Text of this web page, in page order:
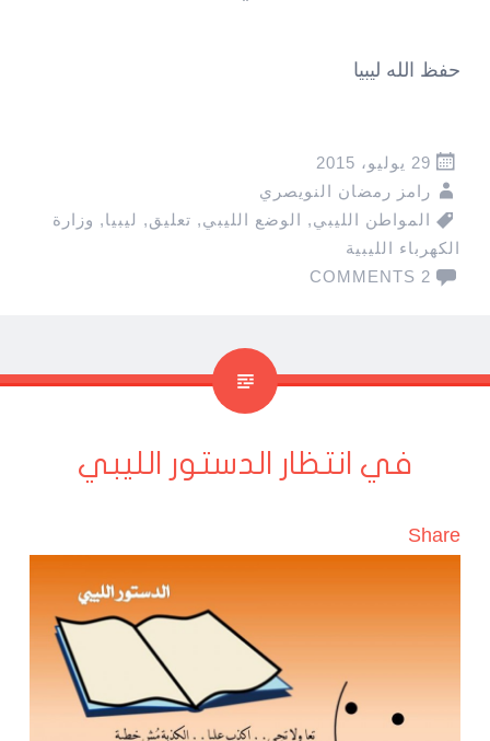
حفظ الله ليبيا
29 يوليو، 2015
رامز رمضان النويصري
المواطن الليبي, الوضع الليبي, تعليق, ليبيا, وزارة
الكهرباء الليبية
2 COMMENTS
في انتظار الدستور الليبي
Share